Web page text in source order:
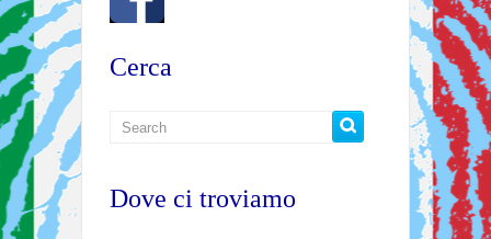
Cerca
Dove ci troviamo